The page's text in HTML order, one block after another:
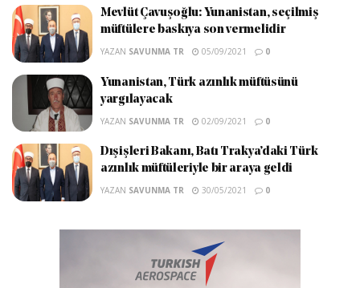
Mevlüt Çavuşoğlu: Yunanistan, seçilmiş
müftülere baskıya son vermelidir
YAZAN SAVUNMA TR 05/09/2021 0
Yunanistan, Türk azınlık müftüsünü
yargılayacak
YAZAN SAVUNMA TR 02/09/2021 0
Dışişleri Bakanı, Batı Trakya’daki Türk
azınlık müftüleriyle bir araya geldi
YAZAN SAVUNMA TR 30/05/2021 0